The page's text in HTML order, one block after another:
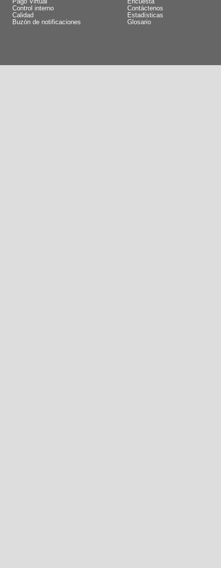
Pago Virtual
Control interno
Calidad
Buzón de notificaciones
Encuesta
Contáctenos
Estadísticas
Glosario